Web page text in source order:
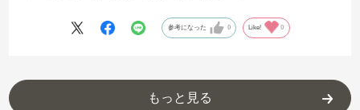
参考になった 0 Like! 0
もっと見る